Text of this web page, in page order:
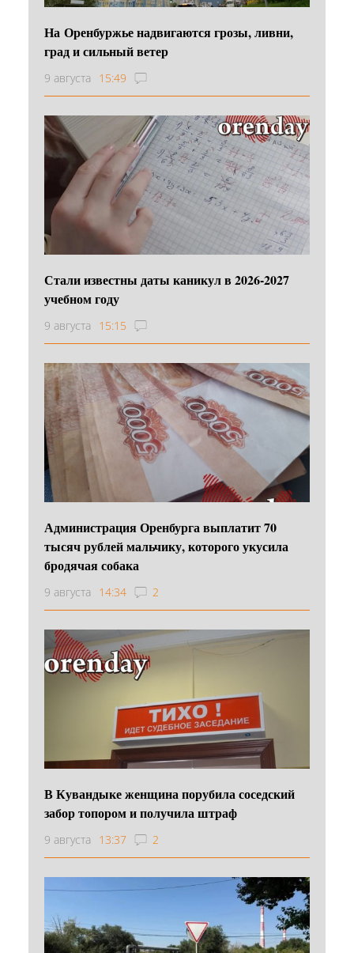
На Оренбуржье надвигаются грозы, ливни,
град и сильный ветер
9 августа 15:49
Стали известны даты каникул в 2026-2027
учебном году
9 августа 15:15
Администрация Оренбурга выплатит 70
тысяч рублей мальчику, которого укусила
бродячая собака
9 августа 14:34 2
В Кувандыке женщина порубила соседский
забор топором и получила штраф
9 августа 13:37 2